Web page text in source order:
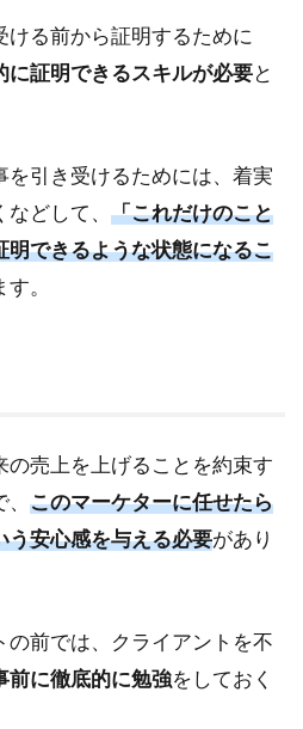
る前から証明するために
に証明できるスキルが必要と
を引き受けるためには、着実
どして、 「これだけのこと
明できるような状態になるこ
。
の売上を上げることを約束す
このマーケターに任せたら
う安心感を与える必要があり
の前では、クライアントを不
前に徹底的に勉強をしておく